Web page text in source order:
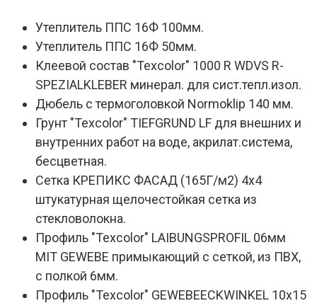
Утеплитель ППС 16Ф 100мм.
Утеплитель ППС 16Ф 50мм.
Клеевой состав "Texcolor" 1000 R WDVS R-
SPEZIALKLEBER минерал. для сист.тепл.изол.
Дюбель с термоголовкой Normoklip 140 мм.
Грунт "Texcolor" TIEFGRUND LF для внешних и
внутренних работ на воде, акрилат.система,
бесцветная.
Сетка КРЕПИКС ФАСАД (165Г/м2) 4х4
штукатурная щелочестойкая сетка из
стекловолокна.
Профиль "Texcolor" LAIBUNGSPROFIL 06мм
MIT GEWEBE примыкающий с сеткой, из ПВХ,
с полкой 6мм.
Профиль "Texcolor" GEWEBEECKWINKEL 10х15